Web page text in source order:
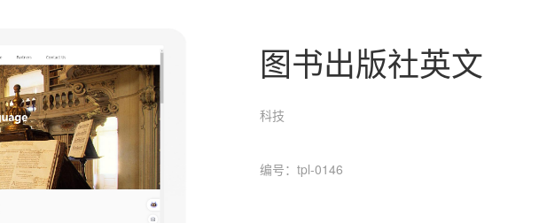
图书出版社英文
科技
编号：tpl-0146